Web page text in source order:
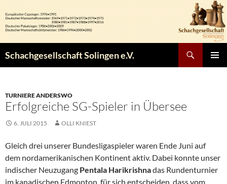
Inhalt
springen
Schachgesellschaft Solingen e.V.
TURNIERE ANDERSWO
Erfolgreiche SG-Spieler in Übersee
6. JULI 2015 OLLI KNIEST
Gleich drei unserer Bundesligaspieler waren Ende Juni auf
dem nordamerikanischen Kontinent aktiv. Dabei konnte unser
indischer Neuzugang Pentala Harikrishnadas Rundenturnier
im kanadischen Edmonton, für sich entscheiden, dass vom